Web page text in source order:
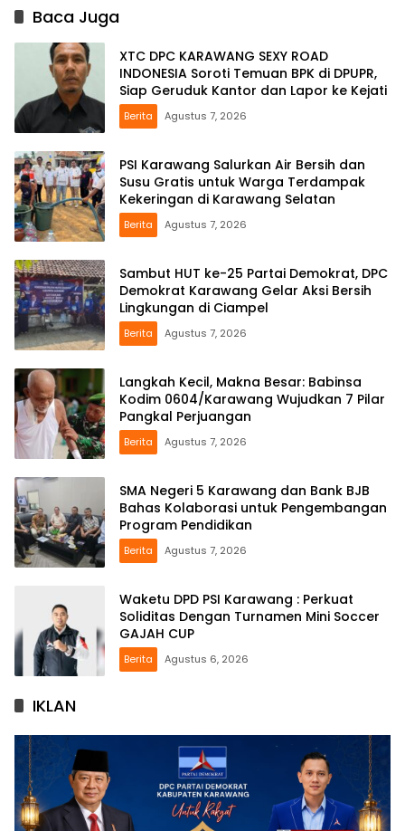
Baca Juga
XTC DPC KARAWANG SEXY ROAD
INDONESIA Soroti Temuan BPK di DPUPR,
Siap Geruduk Kantor dan Lapor ke Kejati
Berita Agustus 7, 2026
PSI Karawang Salurkan Air Bersih dan
Susu Gratis untuk Warga Terdampak
Kekeringan di Karawang Selatan
Berita Agustus 7, 2026
Sambut HUT ke-25 Partai Demokrat, DPC
Demokrat Karawang Gelar Aksi Bersih
Lingkungan di Ciampel
Berita Agustus 7, 2026
Langkah Kecil, Makna Besar: Babinsa
Kodim 0604/Karawang Wujudkan 7 Pilar
Pangkal Perjuangan
Berita Agustus 7, 2026
SMA Negeri 5 Karawang dan Bank BJB
Bahas Kolaborasi untuk Pengembangan
Program Pendidikan
Berita Agustus 7, 2026
Waketu DPD PSI Karawang : Perkuat
Soliditas Dengan Turnamen Mini Soccer
GAJAH CUP
Berita Agustus 6, 2026
IKLAN